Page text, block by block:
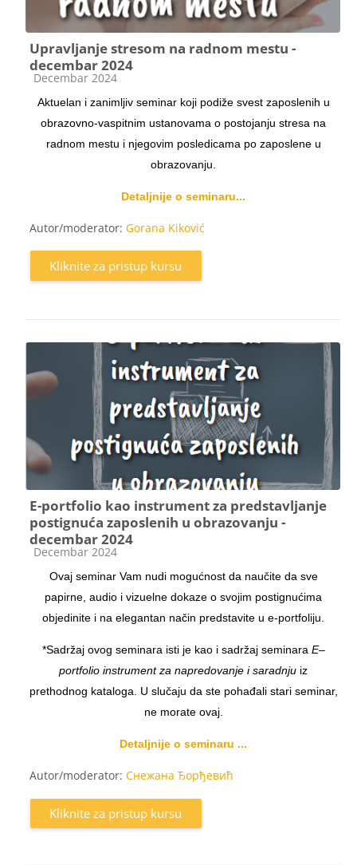
Upravljanje stresom na radnom mestu -
decembar 2024
Kategorija kursa
Decembar 2024
Aktuelan i zanimljiv seminar koji podiže svest zaposlenih u
obrazovno-vaspitnim ustanovama o postojanju stresa na
radnom mestu i njegovim posledicama po zaposlene u
obrazovanju.
Detaljnije o seminaru...
Autor/moderator: Gorana Kiković
Kliknite za pristup kursu
E-portfolio kao instrument za predstavljanje
postignuća zaposlenih u obrazovanju -
decembar 2024
Kategorija kursa
Decembar 2024
Ovaj seminar Vam nudi mogućnost da naučite da sve
papirne, audio i vizuelne dokaze o svojim postignućima
objedinite i na elegantan način predstavite u e-portfoliju.
*Sadržaj ovog seminara isti je kao i sadržaj seminara E–
portfolio instrument za napredovanje i saradnju iz
prethodnog kataloga. U slučaju da ste pohađali stari seminar,
ne morate ovaj.
Detaljnije o seminaru ...
Autor/moderator: Снежана Ђорђевић
Kliknite za pristup kursu